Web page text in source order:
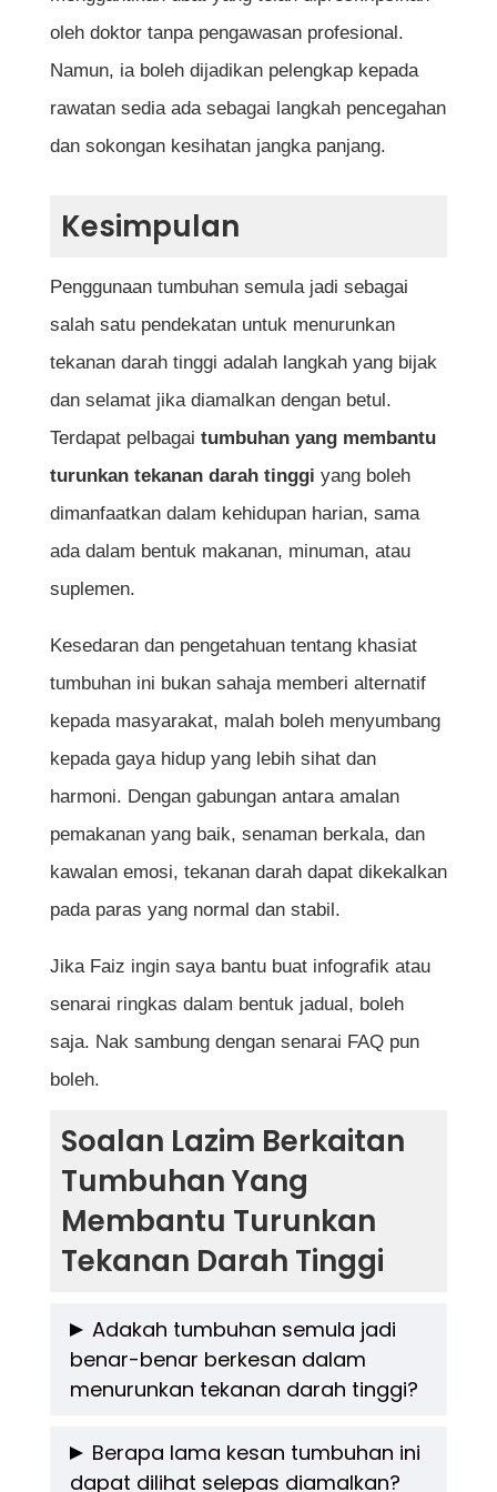
oleh doktor tanpa pengawasan profesional.
Namun, ia boleh dijadikan pelengkap kepada
rawatan sedia ada sebagai langkah pencegahan
dan sokongan kesihatan jangka panjang.
Kesimpulan
Penggunaan tumbuhan semula jadi sebagai
salah satu pendekatan untuk menurunkan
tekanan darah tinggi adalah langkah yang bijak
dan selamat jika diamalkan dengan betul.
Terdapat pelbagai tumbuhan yang membantu
turunkan tekanan darah tinggi yang boleh
dimanfaatkan dalam kehidupan harian, sama
ada dalam bentuk makanan, minuman, atau
suplemen.
Kesedaran dan pengetahuan tentang khasiat
tumbuhan ini bukan sahaja memberi alternatif
kepada masyarakat, malah boleh menyumbang
kepada gaya hidup yang lebih sihat dan
harmoni. Dengan gabungan antara amalan
pemakanan yang baik, senaman berkala, dan
kawalan emosi, tekanan darah dapat dikekalkan
pada paras yang normal dan stabil.
Jika Faiz ingin saya bantu buat infografik atau
senarai ringkas dalam bentuk jadual, boleh
saja. Nak sambung dengan senarai FAQ pun
boleh.
Soalan Lazim Berkaitan
Tumbuhan Yang
Membantu Turunkan
Tekanan Darah Tinggi
Adakah tumbuhan semula jadi
benar-benar berkesan dalam
menurunkan tekanan darah tinggi?
Ya, terdapat beberapa tumbuhan yang telah
terbukti melalui kajian saintifik dan
Berapa lama kesan tumbuhan ini
dapat dilihat selepas diamalkan?